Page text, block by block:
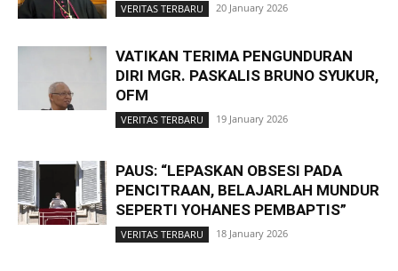
VERITAS TERBARU 20 January 2026
VATIKAN TERIMA PENGUNDURAN
DIRI MGR. PASKALIS BRUNO SYUKUR,
OFM
VERITAS TERBARU 19 January 2026
PAUS: “LEPASKAN OBSESI PADA
PENCITRAAN, BELAJARLAH MUNDUR
SEPERTI YOHANES PEMBAPTIS”
VERITAS TERBARU 18 January 2026